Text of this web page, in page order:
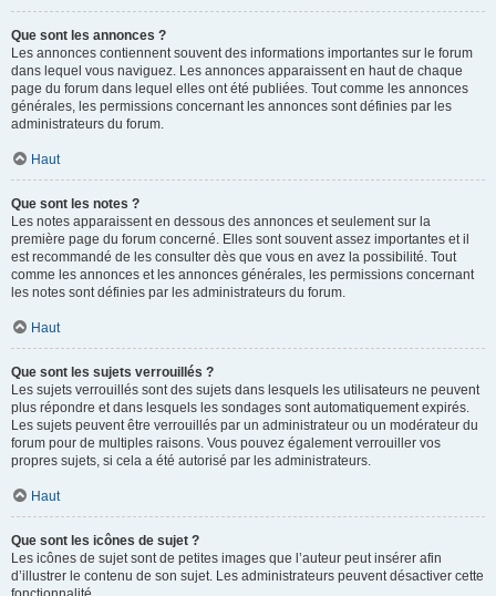
Que sont les annonces ?
Les annonces contiennent souvent des informations importantes sur le forum
dans lequel vous naviguez. Les annonces apparaissent en haut de chaque
page du forum dans lequel elles ont été publiées. Tout comme les annonces
générales, les permissions concernant les annonces sont définies par les
administrateurs du forum.
Haut
Que sont les notes ?
Les notes apparaissent en dessous des annonces et seulement sur la
première page du forum concerné. Elles sont souvent assez importantes et il
est recommandé de les consulter dès que vous en avez la possibilité. Tout
comme les annonces et les annonces générales, les permissions concernant
les notes sont définies par les administrateurs du forum.
Haut
Que sont les sujets verrouillés ?
Les sujets verrouillés sont des sujets dans lesquels les utilisateurs ne peuvent
plus répondre et dans lesquels les sondages sont automatiquement expirés.
Les sujets peuvent être verrouillés par un administrateur ou un modérateur du
forum pour de multiples raisons. Vous pouvez également verrouiller vos
propres sujets, si cela a été autorisé par les administrateurs.
Haut
Que sont les icônes de sujet ?
Les icônes de sujet sont de petites images que l’auteur peut insérer afin
d’illustrer le contenu de son sujet. Les administrateurs peuvent désactiver cette